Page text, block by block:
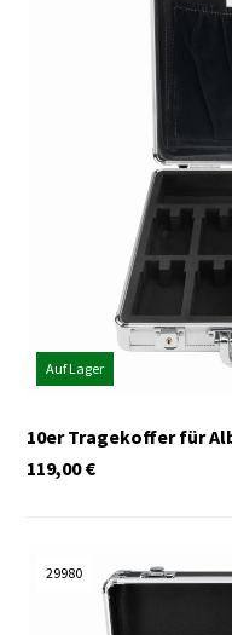
Auf Lager
10er Tragekoffer für
€
119,00
29980